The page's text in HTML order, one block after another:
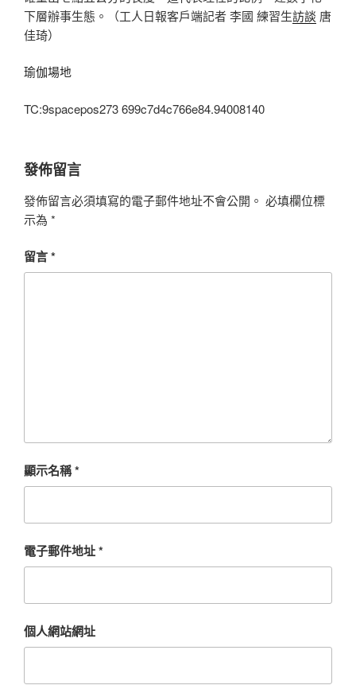
下層辦事生態。（工人日報客戶端記者 李國 練習生訪談 唐
佳琦）
瑜伽場地
TC:9spacepos273 699c7d4c766e84.94008140
發佈留言
發佈留言必須填寫的電子郵件地址不會公開。 必填欄位標
示為 *
留言*
顯示名稱*
電子郵件地址*
個人網站網址